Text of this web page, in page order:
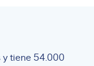
y tiene 54.000